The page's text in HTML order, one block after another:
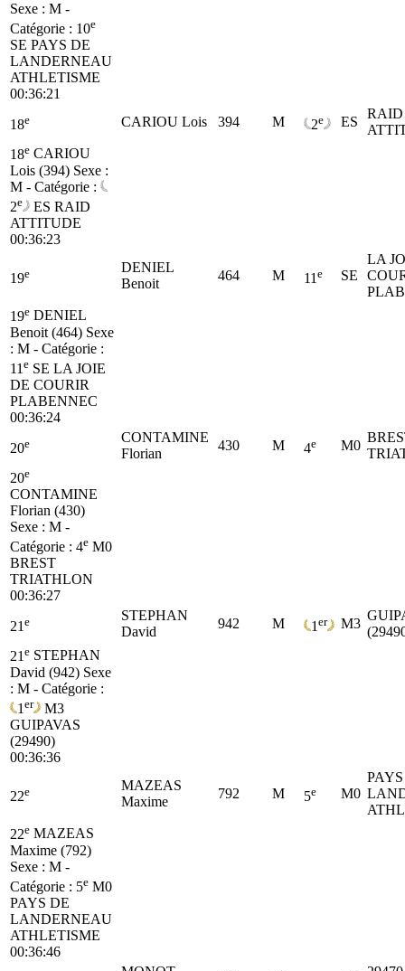
Sexe : M -
Catégorie : 10e
SE PAYS DE
LANDERNEAU
ATHLETISME
00:36:21
18e CARIOU Lois 394 M 2e ES
RAID
18e CARIOU
Lois (394) Sexe :
M - Catégorie :
2e ES RAID
ATTITUDE
00:36:23
19e
DENIEL
Benoit
464 M 11 e SE
LA
19e DENIEL
Benoit (464) Sexe
: M - Catégorie :
11 e SE LA JOIE
DE COURIR
PLABENNEC
00:36:24
20e
CONTAMINE
Florian
430 M 4e M0
20e
CONTAMINE
Florian (430)
Sexe : M -
Catégorie : 4e M0
BREST
TRIATHLON
00:36:27
21 e
STEPHAN
David
942 M 1 er M3
21 e STEPHAN
David (942) Sexe
: M - Catégorie :
1 er
M3
GUIPAVAS
(29490)
00:36:36
22e
MAZEAS
Maxime
792 M 5e M0
22e MAZEAS
Maxime (792)
Sexe : M -
Catégorie : 5e M0
PAYS DE
LANDERNEAU
ATHLETISME
00:36:46